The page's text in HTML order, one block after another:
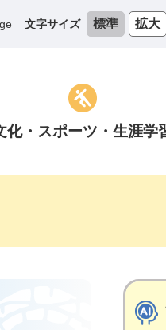
文字サイズ 標準 拡大
化・スポーツ ・生涯学